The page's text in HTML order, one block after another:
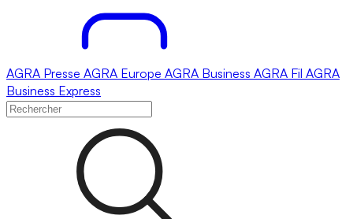
AGRA Presse AGRA Europe AGRA Business AGRA Fil AGRA
Business Express